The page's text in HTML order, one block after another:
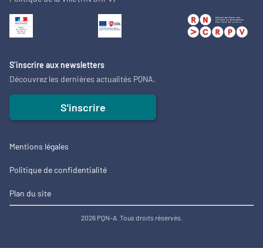
S’inscrire aux newsletters
Découvrez les dernières actualités PQNA.
S'inscrire
Mentions légales
Politique de confidentialité
Plan du site
2026 PQN-A. Tous droits réservés.